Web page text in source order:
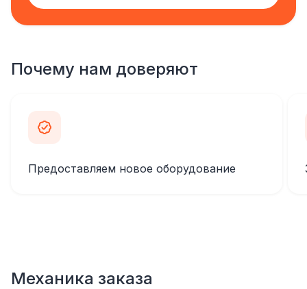
Почему нам доверяют
Предоставляем новое оборудование
Механика заказа